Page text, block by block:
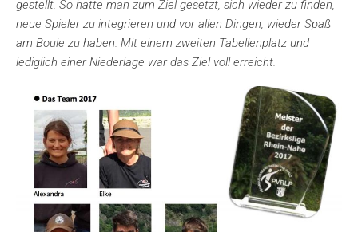
gestellt. So hatte man zum Ziel gesetzt, sich wieder zu finden,
neue Spieler zu integrieren und vor allen Dingen, wieder Spaß
am Boule zu haben. Mit einem zweiten Tabellenplatz und
lediglich einer Niederlage war das Ziel voll erreicht.